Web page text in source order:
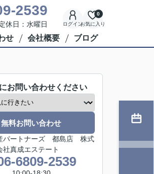
2539
休日：水曜日 ログインお気に入り
0
せ 会社概要 ブログ
お問い合わせください
無料お問い合わせ
パートナーズ 都島店 株式
社真成エステート
6809-2539